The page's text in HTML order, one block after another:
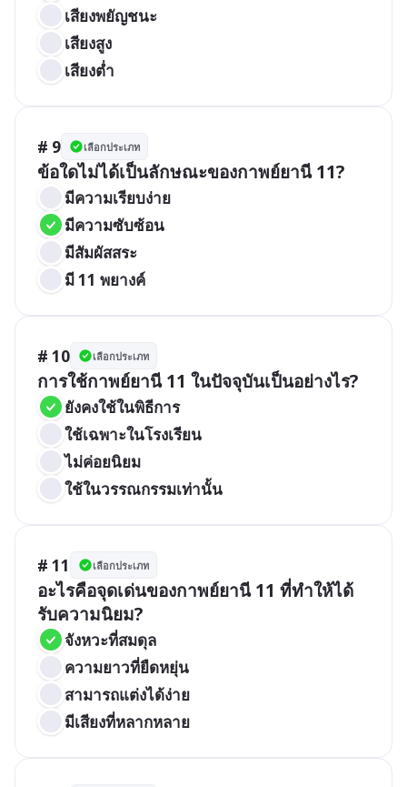
เสียงพยัญชนะ
เสียงสูง
เสียงต่ำ
# 9 เลือกประเภท
ข้อใดไม่ได้เป็นลักษณะของกาพย์ยานี 11?
มีความเรียบง่าย
มีความซับซ้อน
มีสัมผัสสระ
มี 11 พยางค์
# 10 เลือกประเภท
การใช้กาพย์ยานี 11 ในปัจจุบันเป็นอย่างไร?
ยังคงใช้ในพิธีการ
ใช้เฉพาะในโรงเรียน
ไม่ค่อยนิยม
ใช้ในวรรณกรรมเท่านั้น
# 11 เลือกประเภท
อะไรคือจุดเด่นของกาพย์ยานี 11 ที่ทำให้ได้
รับความนิยม?
จังหวะที่สมดุล
ความยาวที่ยืดหยุ่น
สามารถแต่งได้ง่าย
มีเสียงที่หลากหลาย